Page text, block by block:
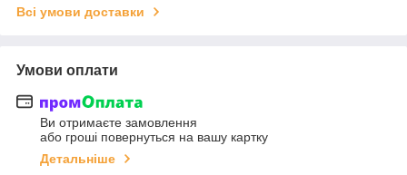
Всі умови доставки
Умови оплати
Ви отримаєте замовлення
або гроші повернуться на вашу картку
Детальніше